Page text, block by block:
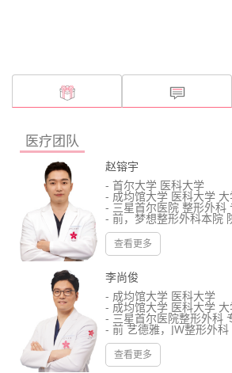
医疗团队
赵镕宇
- 首尔大学 医科大学
- 成均馆大学 医科大学 大
- 三星首尔医院 整形外科
- 前，梦想整形外科本院
- 大韩整形外科学会 正式
- 大韩美容整形外科学会
- 大韩整形外科医师会 正
查看更多
李尚俊
- 成均馆大学 医科大学
- 成均馆大学 医科大学 大
- 三星首尔医院整形外科
- 前 艺德雅，JW整形外科
- 成均馆大学 医科大学 临
- 大韩整形外科学会 抗老
员
查看更多